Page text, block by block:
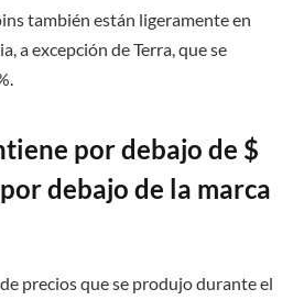
también están ligeramente en
a excepción de Terra, que se
por debajo de $
debajo de la marca
precios que se produjo durante el